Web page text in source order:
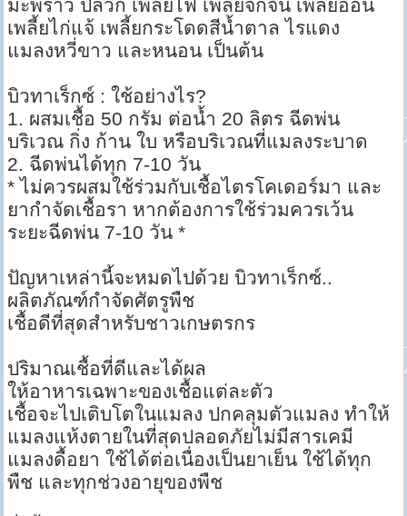
มะพร้าว ปลวก เพลี้ยไฟ เพลี้ยจักจั่น เพลี้ยอ่อน
เพลี้ยไก่แจ้ เพลี้ยกระโดดสีน้ำตาล ไรแดง
แมลงหวี่ขาว และหนอน เป็นต้น
บิวทาเร็กซ์ : ใช้อย่างไร?
1. ผสมเชื้อ 50 กรัม ต่อน้ำ 20 ลิตร ฉีดพ่น
บริเวณ กิ่ง ก้าน ใบ หรือบริเวณที่แมลงระบาด
2. ฉีดพ่นได้ทุก 7-10 วัน
* ไม่ควรผสมใช้ร่วมกับเชื้อไตรโคเดอร์มา และ
ยากำจัดเชื้อรา หากต้องการใช้ร่วมควรเว้น
ระยะฉีดพ่น 7-10 วัน *
ปัญหาเหล่านี้จะหมดไปด้วย บิวทาเร็กซ์..
ผลิตภัณฑ์กำจัดศัตรูพืช
เชื้อดีที่สุดสำหรับชาวเกษตรกร
ปริมาณเชื้อที่ดีและได้ผล
ให้อาหารเฉพาะของเชื้อแต่ละตัว
เชื้อจะไปเติบโตในแมลง ปกคลุมตัวแมลง ทำให้
แมลงแห้งตายในที่สุดปลอดภัยไม่มีสารเคมี
แมลงดื้อยา ใช้ได้ต่อเนื่องเป็นยาเย็น ใช้ได้ทุก
พืช และทุกช่วงอายุของพืช